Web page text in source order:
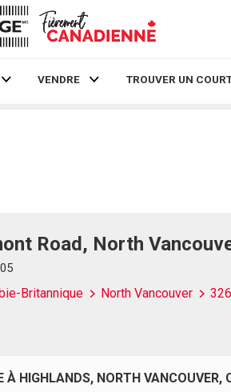
VENDRE TROUVER UN
Road, North
Britannique North Vancouver
À HIGHLANDS, NORTH VANCOUVER,